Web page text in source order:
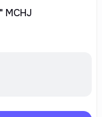
MCHJ